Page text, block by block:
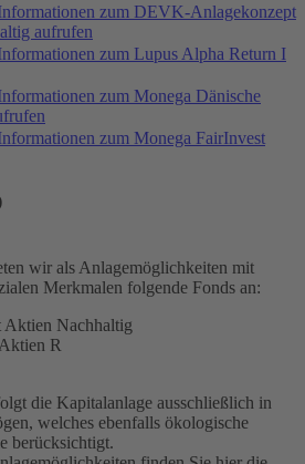
zum DEVK-Anlagekonzept
aufrufen
zum Lupus Alpha Return I
zum Monega Dänische
zum Monega FairInvest
wir als Anlagemöglichkeiten mit
Merkmalen folgende Fonds an:
Nachhaltig
R
die Kapitalanlage ausschließlich in
welches ebenfalls ökologische
berücksichtigt.